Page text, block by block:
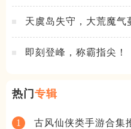
天虞岛失守，大荒魔气
即刻登峰，称霸指尖！
热门 专辑
1 古风仙侠类手游合集